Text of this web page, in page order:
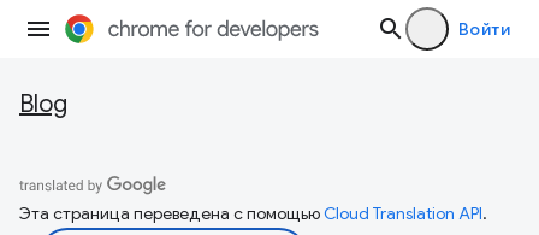
Войти
Blog
Эта страница переведена с помощьюCloud Translation API.